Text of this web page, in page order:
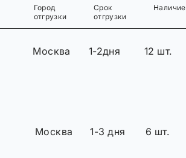
Город
отгрузки
Срок
отгрузки
Наличие
Москва 1-2дня 12 шт.
Москва 1-3 дня 6 шт.